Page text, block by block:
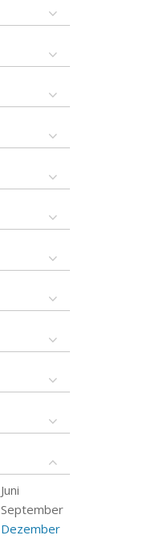
Juni
September
Dezember